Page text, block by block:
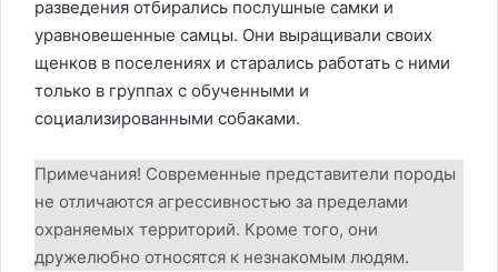
разведения отбирались послушные самки и
уравновешенные самцы. Они выращивали своих
щенков в поселениях и старались работать с ними
только в группах с обученными и
социализированными собаками.
Примечания! Современные представители породы
не отличаются агрессивностью за пределами
охраняемых территорий. Кроме того, они
дружелюбно относятся к незнакомым людям.